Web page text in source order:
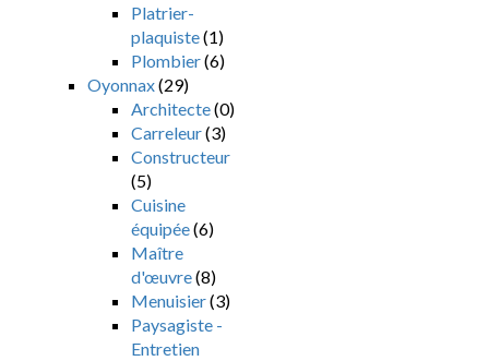
Platrier-
plaquiste(1)
Plombier(6)
Oyonnax(29)
Architecte(0)
Carreleur(3)
Constructeur
(5)
Cuisine
équipée(6)
Maître
d'œuvre(8)
Menuisier(3)
Paysagiste -
Entretien